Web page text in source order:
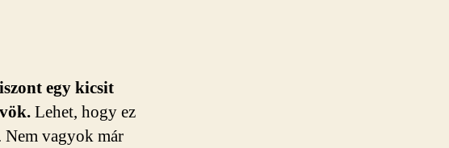
egy kicsit
Lehet, hogy ez
Nem vagyok már